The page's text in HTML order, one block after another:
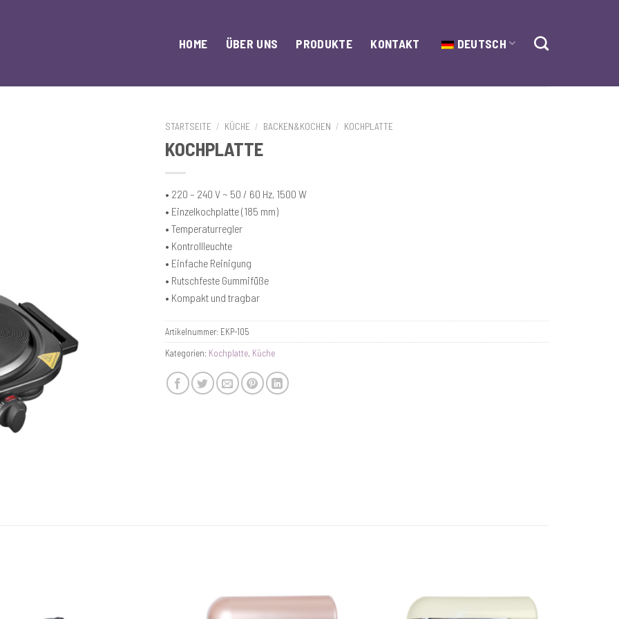
HOME ÜBER UNS PRODUKTE KONTAKT DEUTSCH
STARTSEITE / KÜCHE / BACKEN&KOCHEN / KOCHPLATTE
KOCHPLATTE
• 220 – 240 V ~ 50 / 60 Hz, 1500 W
• Einzelkochplatte (185 mm)
• Temperaturregler
• Kontrollleuchte
• Einfache Reinigung
• Rutschfeste Gummifüße
• Kompakt und tragbar
Artikelnummer: EKP-105
Kategorien: Kochplatte, Küche